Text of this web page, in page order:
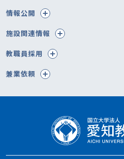
情報公開
施設関連情報
教職員採用
兼業依頼